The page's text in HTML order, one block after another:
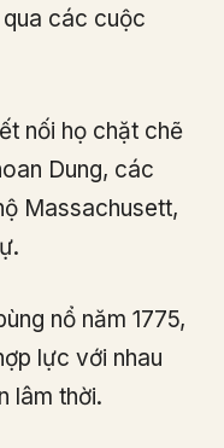
các cuộc
nối họ chặt chẽ
Dung, các
Massachusett,
nổ năm 1775,
lực với nhau
lâm thời.